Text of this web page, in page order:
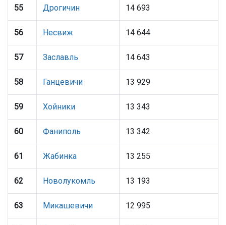
55 Дрогичин 14 693
56 Несвиж 14 644
57 Заславль 14 643
58 Ганцевичи 13 929
59 Хойники 13 343
60 Фаниполь 13 342
61 Жабинка 13 255
62 Новолукомль 13 193
63 Микашевичи 12 995